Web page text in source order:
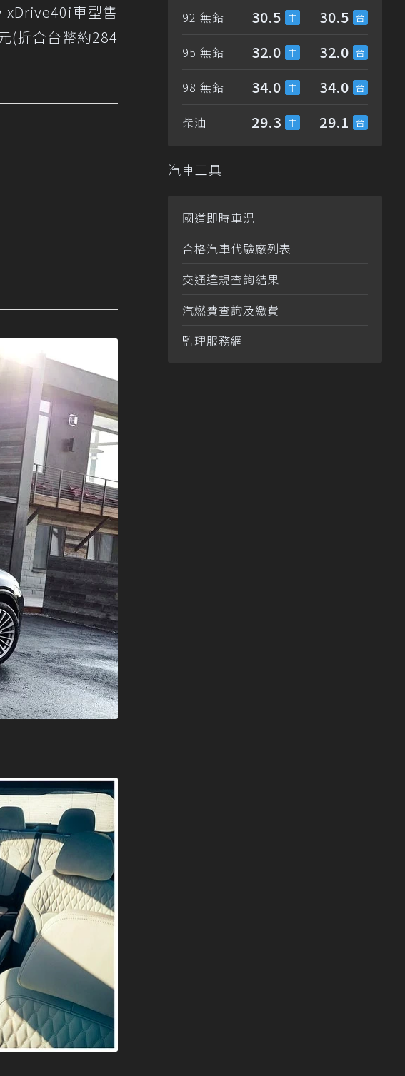
xDrive40i車型售
(折合台幣約284
92 無鉛 30.5 30.5
95 無鉛 32.0 32.0
98 無鉛 34.0 34.0
柴油 29.3 29.1
汽車工具
國道即時車況
合格汽車代驗廠列表
交通違規查詢結果
汽燃費查詢及繳費
監理服務網